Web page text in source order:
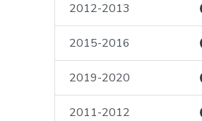
2012-2013
2015-2016
2019-2020
2011-2012